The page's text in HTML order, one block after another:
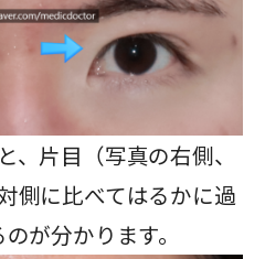
、片目（写真の右側、
側に比べてはるかに過
が分かります。